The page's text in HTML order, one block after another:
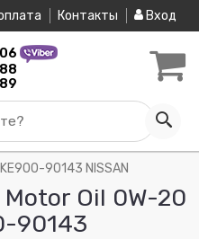
Контакты Вход
KE900-90143 NISSAN
Oil 0W-20
90143